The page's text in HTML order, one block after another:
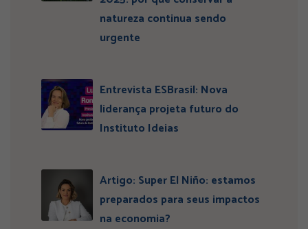
natureza continua sendo
urgente
Entrevista ESBrasil: Nova
liderança projeta futuro do
Instituto Ideias
Artigo: Super El Niño: estamos
preparados para seus impactos
na economia?